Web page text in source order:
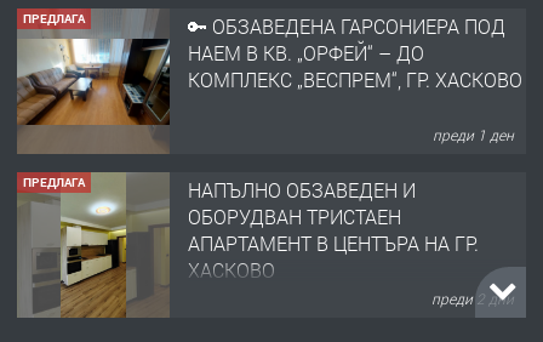
ПРЕДЛАГА
🔑 ОБЗАВЕДЕНА ГАРСОНИЕРА ПОД
НАЕМ В КВ. „ОРФЕЙ“ – ДО
КОМПЛЕКС „ВЕСПРЕМ“, ГР. ХАСКОВО
преди 1 ден
ПРЕДЛАГА
НАПЪЛНО ОБЗАВЕДЕН И
ОБОРУДВАН ТРИСТАЕН
АПАРТАМЕНТ В ЦЕНТЪРА НА ГР.
ХАСКОВО
преди 2 дни